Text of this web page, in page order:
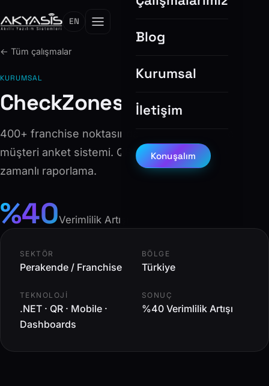
EN
Blog
Kurumsal
İletişim
Konuşalım
← Tüm çalışmalar
KURUMSAL
CheckZones
400+ franchise noktasında bayilik denetim ve
müşteri anket sistemi. QR kod tabanlı gerçek
zamanlı raporlama.
%40Verimlilik Artışı
SEKTÖR
Perakende / Franchise
BÖLGE
Türkiye
TEKNOLOJI
.NET · QR · Mobile ·
Dashboards
SONUÇ
%40 Verimlilik Artışı